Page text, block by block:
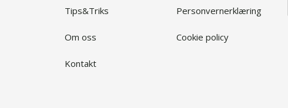
Tips&Triks
Om oss
Kontakt
Personvernerklæring
Cookie policy